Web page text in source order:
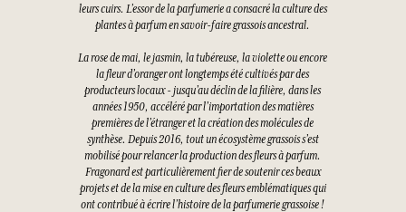
leurs cuirs. L’essor de la parfumerie a consacré la culture des
plantes à parfum en savoir-faire grassois ancestral.
La rose de mai, le jasmin, la tubéreuse, la violette ou encore
la fleur d’oranger ont longtemps été cultivés par des
producteurs locaux - jusqu’au déclin de la filière, dans les
années 1950, accéléré par l’importation des matières
premières de l’étranger et la création des molécules de
synthèse. Depuis 2016, tout un écosystème grassois s’est
mobilisé pour relancer la production des fleurs à parfum.
Fragonard est particulièrement fier de soutenir ces beaux
projets et de la mise en culture des fleurs emblématiques qui
ont contribué à écrire l’histoire de la parfumerie grassoise !